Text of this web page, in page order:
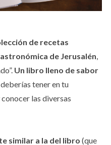
de recetas
de Jerusalén,
Un libro lleno de sabor
tener en tu
las diversas
similar a la del libro (que